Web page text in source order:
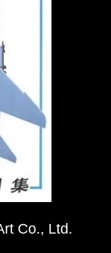
Co., Ltd.